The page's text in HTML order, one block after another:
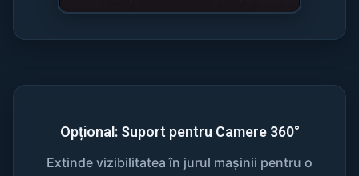
Opțional: Suport pentru Camere 360°
Extinde vizibilitatea în jurul mașinii pentru o